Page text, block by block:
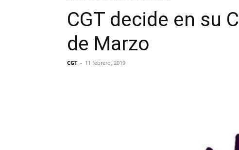
CGT decide en su
de Marzo
CGT - 11 febrero, 2019